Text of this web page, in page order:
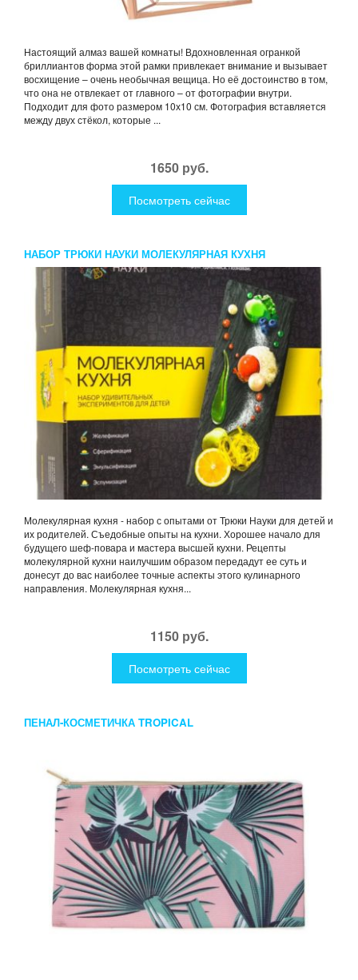
Настоящий алмаз вашей комнаты! Вдохновленная огранкой
бриллиантов форма этой рамки привлекает внимание и вызывает
восхищение – очень необычная вещица. Но её достоинство в том,
что она не отвлекает от главного – от фотографии внутри.
Подходит для фото размером 10х10 см. Фотография вставляется
между двух стёкол, которые ...
1650 руб.
Посмотреть сейчас
НАБОР ТРЮКИ НАУКИ МОЛЕКУЛЯРНАЯ КУХНЯ
Молекулярная кухня - набор с опытами от Трюки Науки для детей и
их родителей. Съедобные опыты на кухни. Хорошее начало для
будущего шеф-повара и мастера высшей кухни. Рецепты
молекулярной кухни наилучшим образом передадут ее суть и
донесут до вас наиболее точные аспекты этого кулинарного
направления. Молекулярная кухня...
1150 руб.
Посмотреть сейчас
ПЕНАЛ-КОСМЕТИЧКА TROPICAL